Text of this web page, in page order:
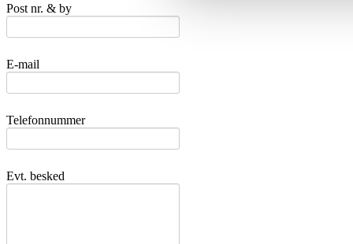
Post nr. & by
E-mail
Telefonnummer
Evt. besked